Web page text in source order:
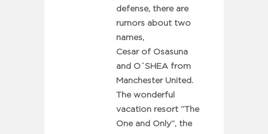
defense, there are
rumors about two
names,
Cesar of Osasuna
and O´SHEA from
Manchester United.
The wonderful
vacation resort “The
One and Only”, the